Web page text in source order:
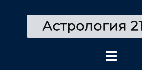
содержимому